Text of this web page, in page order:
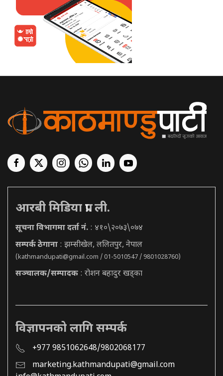
आरबी मिडिया प्रा. ली.
सूचना विभागमा दर्ता नं. : ४१०\२०७३\०७४
सम्पर्क ठेगाना : झम्सीखेल, ललितपुर, नेपाल
(kathmandupati@gmail.com / 01-5010547 / 9801028760)
सञ्चालक/सम्पादक : रोशन बहादुर खड्का
विज्ञापनको लागि सम्पर्क
+977 9851062648/9802068177
marketing.kathmandupati@gmail.com